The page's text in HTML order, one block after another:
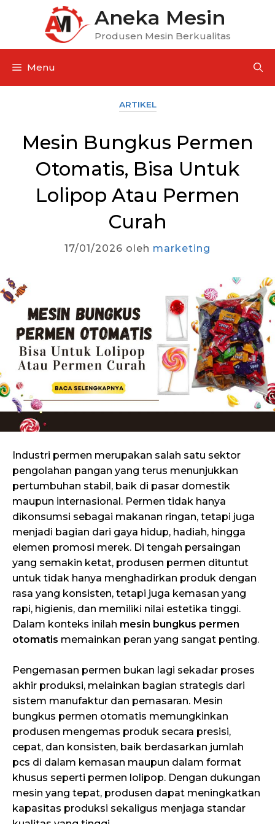
Aneka Mesin
Produsen Mesin Berkualitas
Menu
ARTIKEL
Mesin Bungkus Permen
Otomatis, Bisa Untuk
Lolipop Atau Permen
Curah
17/01/2026 oleh marketing
Industri permen merupakan salah satu sektor
pengolahan pangan yang terus menunjukkan
pertumbuhan stabil, baik di pasar domestik
maupun internasional. Permen tidak hanya
dikonsumsi sebagai makanan ringan, tetapi juga
menjadi bagian dari gaya hidup, hadiah, hingga
elemen promosi merek. Di tengah persaingan
yang semakin ketat, produsen permen dituntut
untuk tidak hanya menghadirkan produk dengan
rasa yang konsisten, tetapi juga kemasan yang
rapi, higienis, dan memiliki nilai estetika tinggi.
Dalam konteks inilah mesin bungkus permen
otomatis memainkan peran yang sangat penting.
Pengemasan permen bukan lagi sekadar proses
akhir produksi, melainkan bagian strategis dari
sistem manufaktur dan pemasaran. Mesin
bungkus permen otomatis memungkinkan
produsen mengemas produk secara presisi,
cepat, dan konsisten, baik berdasarkan jumlah
pcs di dalam kemasan maupun dalam format
khusus seperti permen lolipop. Dengan dukungan
mesin yang tepat, produsen dapat meningkatkan
kapasitas produksi sekaligus menjaga standar